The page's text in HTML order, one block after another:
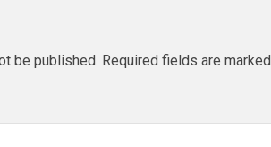
be published. Required fields are marked